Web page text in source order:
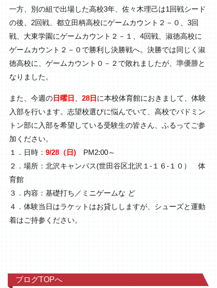
一方、別の組で出場した高校3年、佐々木理己は1回戦シード
の後、2回戦、都立田柄高校にゲームカウント２－０、3回
戦、大東学園にゲームカウント２－１、4回戦、淑徳高校に
ゲームカウント２－０で勝利し決勝戦へ。決勝では同じく淑
徳高校に、ゲームカウント０－２で敗れましたが、 準優勝と
なりました。
また、今週の 日曜日 28日 に本校体育館におきまして、体験
入部を行います。志望校選びに悩んでいて、高校でバドミン
トン部に入部を希望している受験生の皆さん、ふるってご参
加ください。
１．日時： 9/28（日) PM2:00～
２．場所：北沢キャンパス(世田谷区北沢１-１６-１０） 体
育館
３．内容：基礎打ち／ミニゲームな ど
４．体験当日はラケットはお貸ししますが、シューズと運動
着はご持参ください。
ブログTOPへ